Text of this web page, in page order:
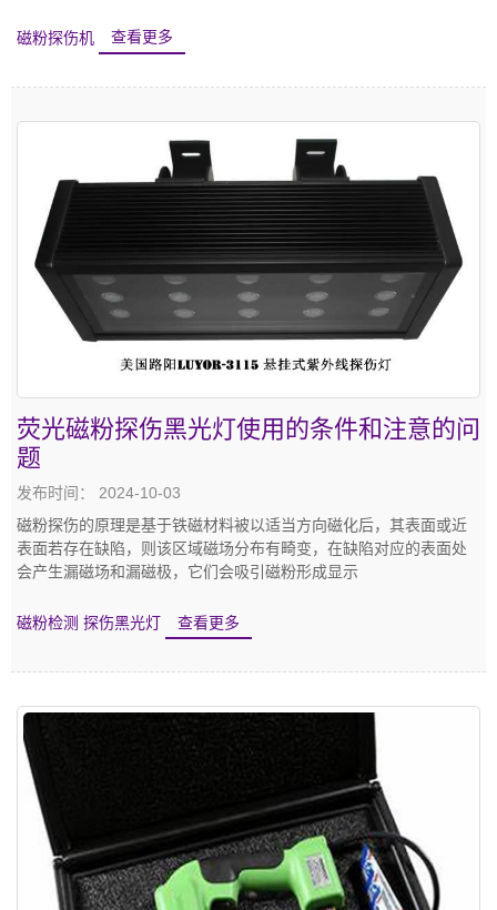
磁粉探伤机 查看更多
荧光磁粉探伤黑光灯使用的条件和注意的问
题
发布时间： 2024-10-03
磁粉探伤的原理是基于铁磁材料被以适当方向磁化后，其表面或近
表面若存在缺陷，则该区域磁场分布有畸变，在缺陷对应的表面处
会产生漏磁场和漏磁极，它们会吸引磁粉形成显示
磁粉检测 探伤黑光灯 查看更多